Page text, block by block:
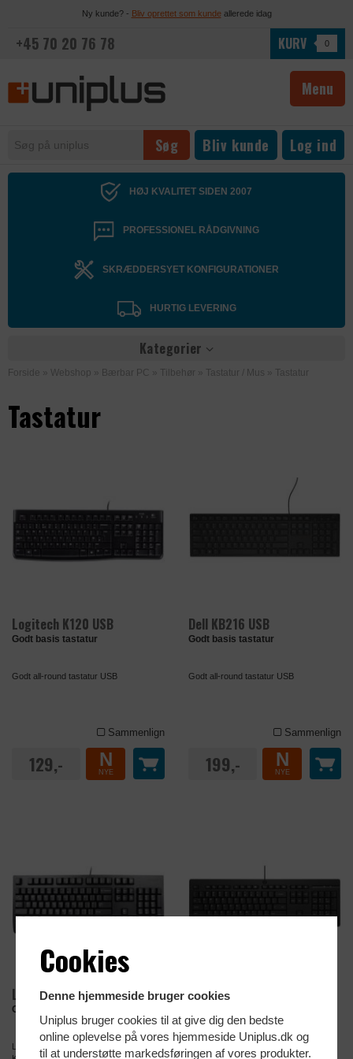
Cookies
Denne hjemmeside bruger cookies
Uniplus bruger cookies til at give dig den bedste
online oplevelse på vores hjemmeside Uniplus.dk og
til at understøtte markedsføringen af vores produkter.
Ny kunde? - Bliv oprettet som kundeallerede idag
+45 70 20 76 78 KURV 0
Menu
Bliv kunde Log ind
HØJ KVALITET SIDEN 2007
PROFESSIONEL RÅDGIVNING
SKRÆDDERSYET KONFIGURATIONER
HURTIG LEVERING
Kategorier
Forside » Webshop » Bærbar PC » Tilbehør » Tastatur / Mus » Tastatur
Tastatur
Logitech K120 USB
Godt basis tastatur
Godt all-round tastatur USB
Sammenlign
129,- N
NYE
Dell KB216 USB
Godt basis tastatur
Godt all-round tastatur USB
Sammenlign
199,- N
NYE
Lenovo Pro II USB AI
Godt erhvervs tastatur
Lenovo Preferred Pro II USB AI
HP Tastatur USB
Godt tastatur med høj slidstyrke